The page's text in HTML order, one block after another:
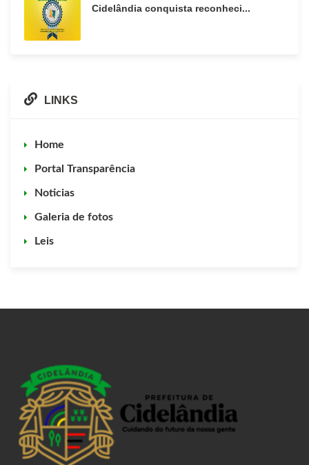
Cidelândia conquista reconheci...
LINKS
Home
Portal Transparência
Noticias
Galeria de fotos
Leis